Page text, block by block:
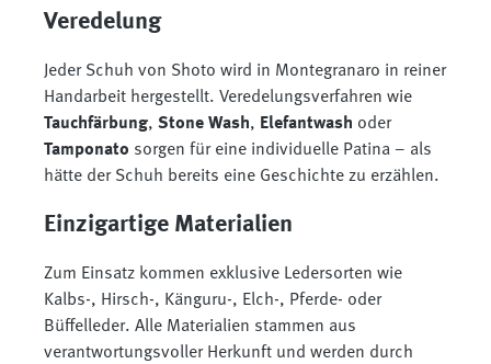
Veredelung
Jeder Schuh von Shoto wird in Montegranaro in reiner
Handarbeit hergestellt. Veredelungsverfahren wie
Tauchfärbung, Stone Wash, Elefantwash oder
Tamponato sorgen für eine individuelle Patina – als
hätte der Schuh bereits eine Geschichte zu erzählen.
Einzigartige Materialien
Zum Einsatz kommen exklusive Ledersorten wie
Kalbs-, Hirsch-, Känguru-, Elch-, Pferde- oder
Büffelleder. Alle Materialien stammen aus
verantwortungsvoller Herkunft und werden durch